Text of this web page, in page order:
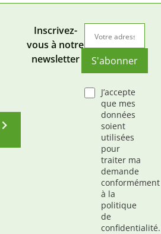
Inscrivez-
vous à notre
newsletter
S'abonner
J’accepte
que mes
données
soient
utilisées
pour
traiter ma
demande
conformément
à la
politique
de
confidentialité.